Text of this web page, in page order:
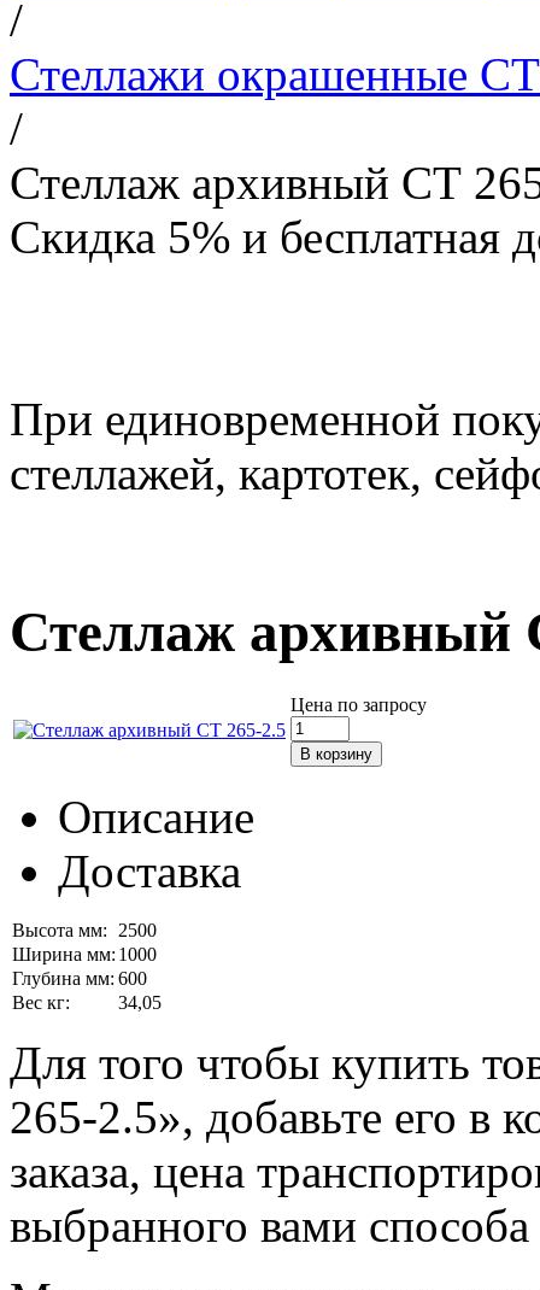
/
Стеллажи окрашенные
/
Стеллаж архивный СТ
Скидка 5% и бесплатная
При единовременной
стеллажей, картотек,
Стеллаж архивный
Цена по запросу
Описание
Доставка
Высота мм:
2500
Ширина мм: 1000
Глубина мм: 600
Вес кг:
34,05
Для того чтобы купить
265-2.5», добавьте его в
заказа, цена
выбранного вами способа